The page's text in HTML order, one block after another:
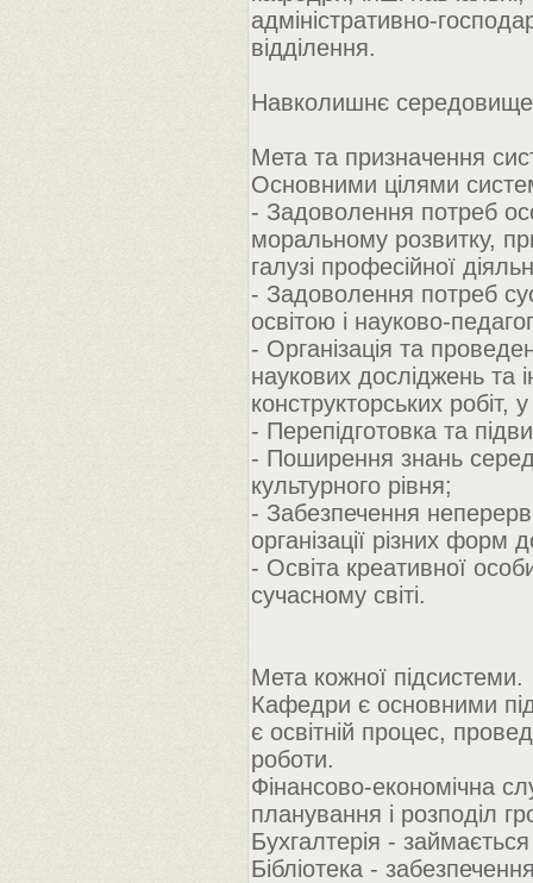
адміністративно-
відділення.
Навколишнє
Мета та призначення
Основними цілями
- Задоволення потреб
моральному розвитку,
галузі професійної
- Задоволення потреб
освітою і науково-
- Організація та
наукових досліджень та
конструкторських робіт,
- Перепідготовка та
- Поширення знань серед
культурного рівня;
- Забезпечення
організації різних форм
- Освіта креативної
сучасному світі.
Мета кожної підсистеми.
Кафедри є основними
є освітній процес,
роботи.
Фінансово-економічна
планування і розподіл
Бухгалтерія -
Бібліотека -